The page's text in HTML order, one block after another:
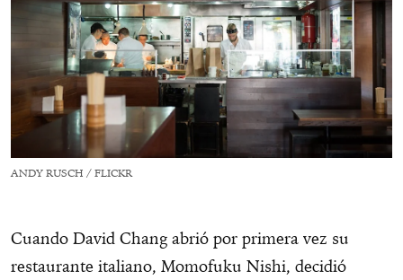
ANDY RUSCH / FLICKR
Cuando David Chang abrió por primera vez su
restaurante italiano, Momofuku Nishi, decidió